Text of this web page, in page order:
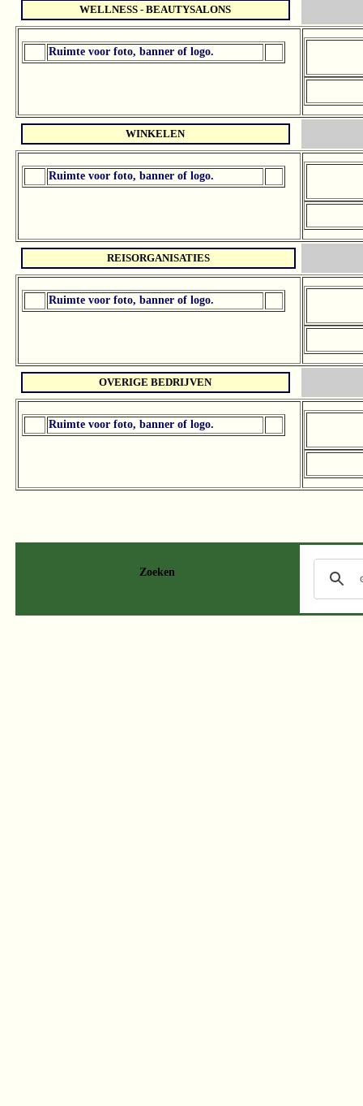
WELLNESS - BEAUTYSALONS
Ruimte voor foto, banner of logo.
WINKELEN
Ruimte voor foto, banner of logo.
REISORGANISATIES
Ruimte voor foto, banner of logo.
OVERIGE BEDRIJVEN
Ruimte voor foto, banner of logo.
Zoeken